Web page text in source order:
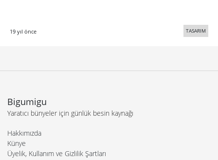
19 yıl önce TASARIM
Bigumigu
Yaratıcı bünyeler için günlük besin kaynağı
Hakkımızda
Künye
Üyelik, Kullanım ve Gizlilik Şartları